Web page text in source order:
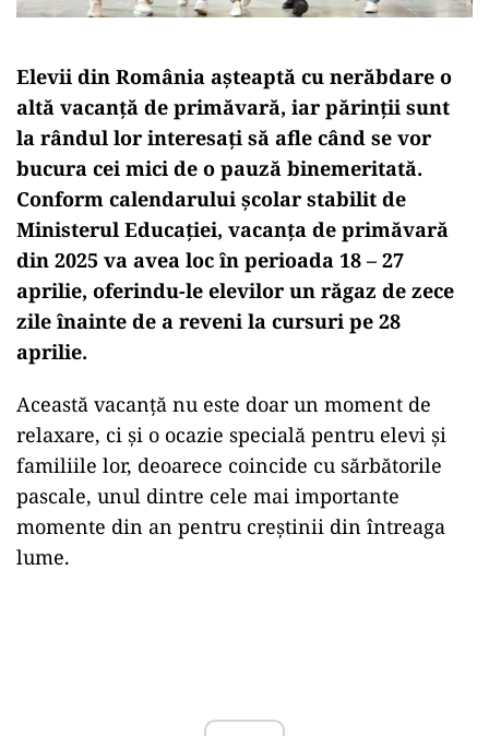
Elevii din România așteaptă cu nerăbdare o
altă vacanță de primăvară, iar părinții sunt
la rândul lor interesați să afle când se vor
bucura cei mici de o pauză binemeritată.
Conform calendarului școlar stabilit de
Ministerul Educației, vacanța de primăvară
din 2025 va avea loc în perioada 18 – 27
aprilie, oferindu-le elevilor un răgaz de zece
zile înainte de a reveni la cursuri pe 28
aprilie.
Această vacanță nu este doar un moment de
relaxare, ci și o ocazie specială pentru elevi și
familiile lor, deoarece coincide cu sărbătorile
pascale, unul dintre cele mai importante
momente din an pentru creștinii din întreaga
lume.